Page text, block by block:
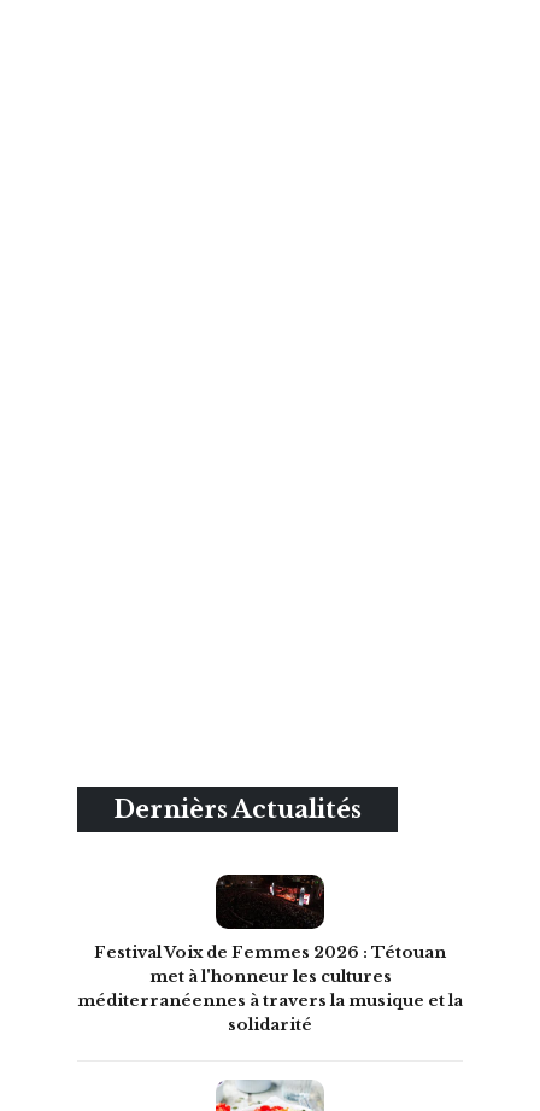
Dernièrs Actualités
Festival Voix de Femmes 2026 : Tétouan
met à l'honneur les cultures
méditerranéennes à travers la musique et la
solidarité